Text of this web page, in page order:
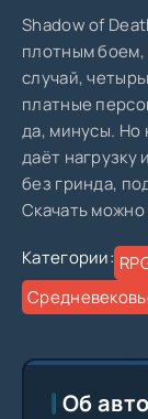
Shadow of
плотным
случай,
платные
да, минусы. Но
даёт нагрузку
без гринда,
Скачать можно
Категории:
Об